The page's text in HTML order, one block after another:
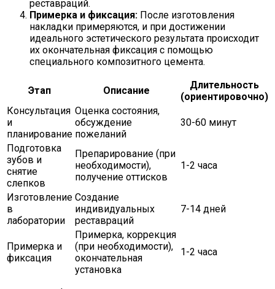
реставраций.
Примерка и фиксация: После изготовления
накладки примеряются, и при достижении
идеального эстетического результата происходит
их окончательная фиксация с помощью
специального композитного цемента.
Этап Описание
Длительность
(ориентировочно)
Консультация
и
планирование
Оценка состояния,
обсуждение
пожеланий
30-60 минут
Подготовка
зубов и
снятие
слепков
Препарирование (при
необходимости),
получение оттисков
1-2 часа
Изготовление
в
лаборатории
Создание
индивидуальных
реставраций
7-14 дней
Примерка и
фиксация
Примерка, коррекция
(при необходимости),
окончательная
установка
1-2 часа